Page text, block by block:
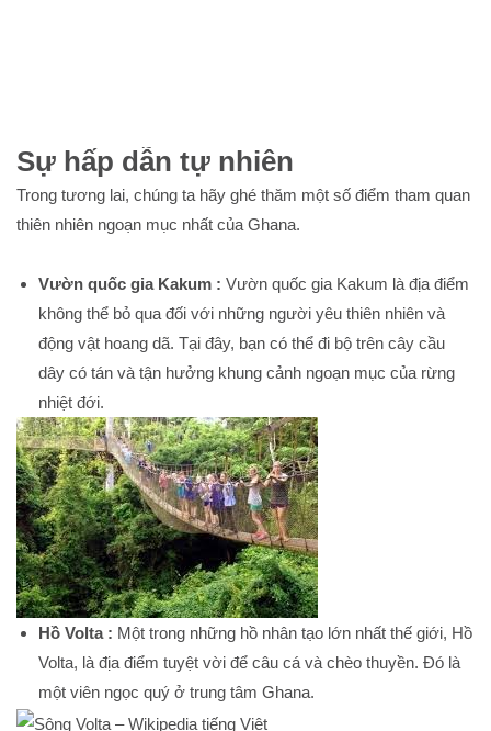
Sự hấp dẫn tự nhiên
Trong tương lai, chúng ta hãy ghé thăm một số điểm tham quan
thiên nhiên ngoạn mục nhất của Ghana.
Vườn quốc gia Kakum : Vườn quốc gia Kakum là địa điểm
không thể bỏ qua đối với những người yêu thiên nhiên và
động vật hoang dã. Tại đây, bạn có thể đi bộ trên cây cầu
dây có tán và tận hưởng khung cảnh ngoạn mục của rừng
nhiệt đới.
Hồ Volta : Một trong những hồ nhân tạo lớn nhất thế giới, Hồ
Volta, là địa điểm tuyệt vời để câu cá và chèo thuyền. Đó là
một viên ngọc quý ở trung tâm Ghana.